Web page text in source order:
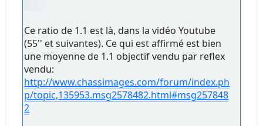
Ce ratio de 1.1 est là, dans la vidéo Youtube
(55'' et suivantes). Ce qui est affirmé est bien
une moyenne de 1.1 objectif vendu par reflex
vendu:
http://www.chassimages.com/forum/index.ph
p/topic,135953.msg2578482.html#msg257848
2